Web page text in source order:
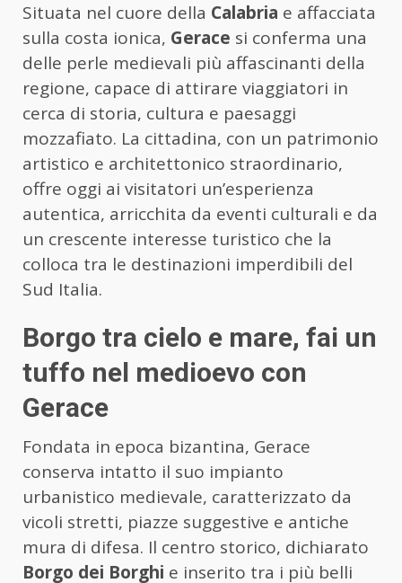
Situata nel cuore della Calabria e affacciata
sulla costa ionica, Gerace si conferma una
delle perle medievali più affascinanti della
regione, capace di attirare viaggiatori in
cerca di storia, cultura e paesaggi
mozzafiato. La cittadina, con un patrimonio
artistico e architettonico straordinario,
offre oggi ai visitatori un’esperienza
autentica, arricchita da eventi culturali e da
un crescente interesse turistico che la
colloca tra le destinazioni imperdibili del
Sud Italia.
Borgo tra cielo e mare, fai un
tuffo nel medioevo con
Gerace
Fondata in epoca bizantina, Gerace
conserva intatto il suo impianto
urbanistico medievale, caratterizzato da
vicoli stretti, piazze suggestive e antiche
mura di difesa. Il centro storico, dichiarato
Borgo dei Borghi e inserito tra i più belli